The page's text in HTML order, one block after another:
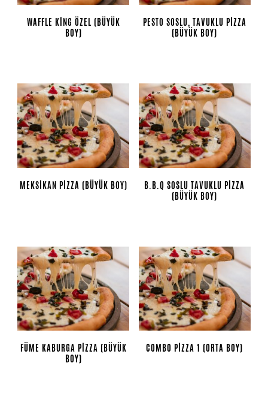
WAFFLE KING ÖZEL (BÜYÜK
BOY)
PESTO SOSLU, TAVUKLU PIZZA
(BÜYÜK BOY)
MEKSIKAN PIZZA (BÜYÜK BOY)
B.B.Q SOSLU TAVUKLU PIZZA
(BÜYÜK BOY)
FÜME KABURGA PIZZA (BÜYÜK
BOY)
COMBO PIZZA 1 (ORTA BOY)